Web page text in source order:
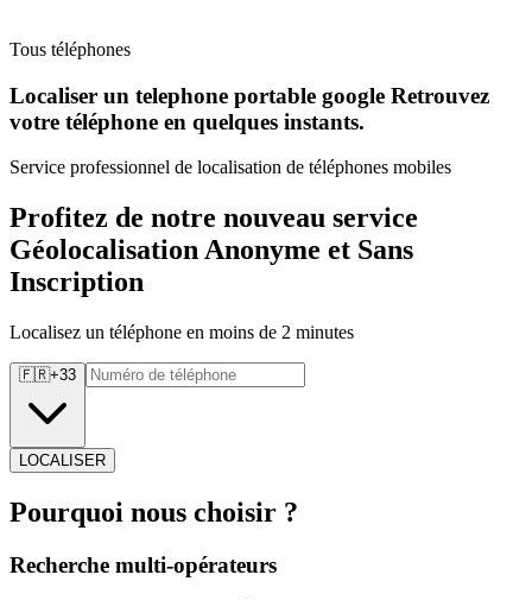
Tous téléphones
Localiser un telephone portable google Retrouvez
votre téléphone en quelques instants.
Service professionnel de localisation de téléphones mobiles
Profitez de notre nouveau service
Géolocalisation Anonyme et Sans
Inscription
Localisez un téléphone en moins de 2 minutes
🇫🇷+33
LOCALISER
Pourquoi nous choisir ?
Recherche multi-opérateurs